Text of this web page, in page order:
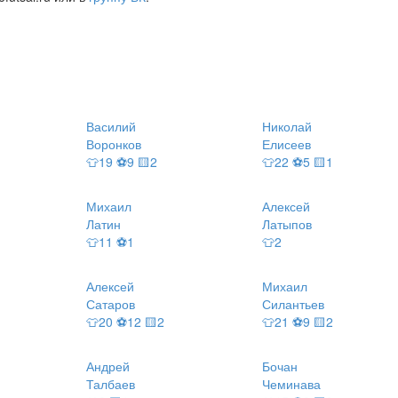
Василий
Воронков
👕19 ⚽9 🟨2
Николай
Елисеев
👕22 ⚽5 🟨1
Михаил
Латин
👕11 ⚽1
Алексей
Латыпов
👕2
Алексей
Сатаров
👕20 ⚽12 🟨2
Михаил
Силантьев
👕21 ⚽9 🟨2
Андрей
Талбаев
Бочан
Чеминава